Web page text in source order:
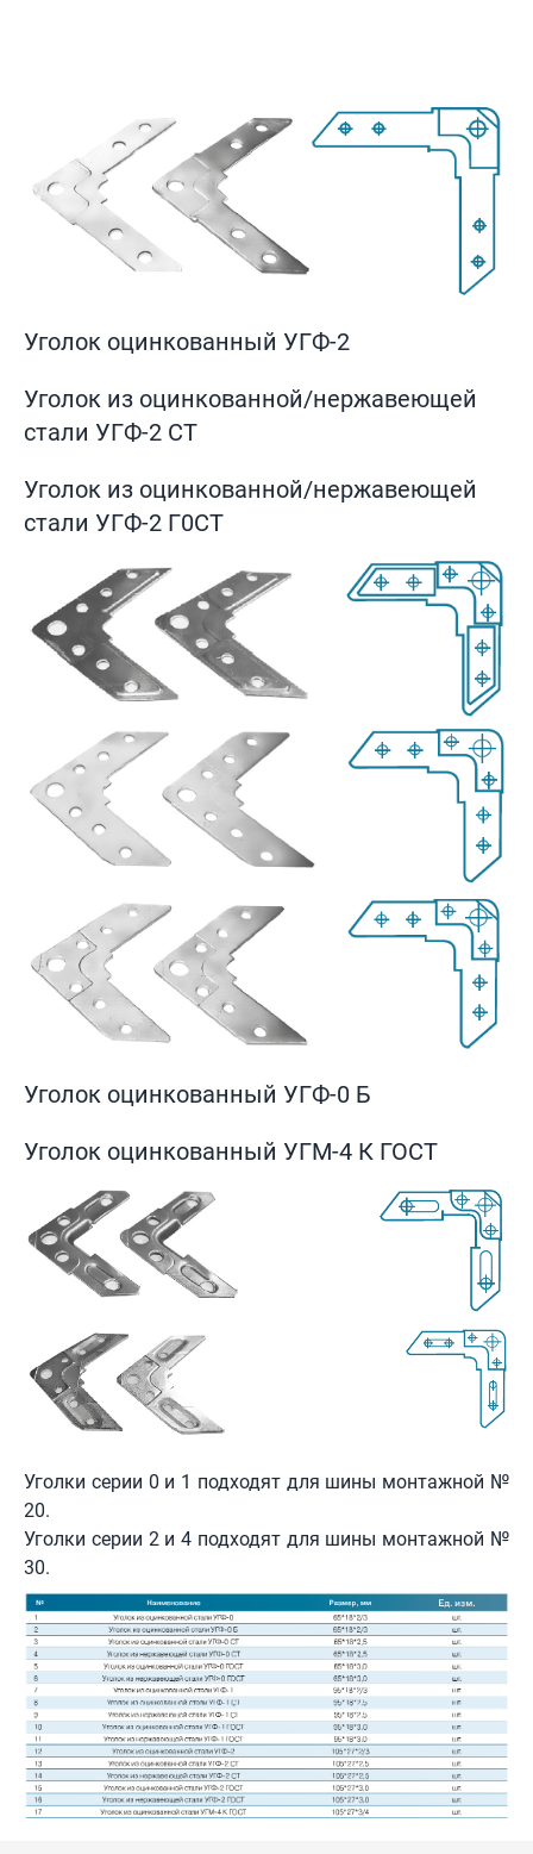
Уголок оцинкованный УГФ-2
Уголок из оцинкованной/нержавеющей
стали УГФ-2 СТ
Уголок из оцинкованной/нержавеющей
стали УГФ-2 Г0СТ
Уголок оцинкованный УГФ-0 Б
Уголок оцинкованный УГМ-4 К ГОСТ
Уголки серии 0 и 1 подходят для шины монтажной №
20.
Уголки серии 2 и 4 подходят для шины монтажной №
30.